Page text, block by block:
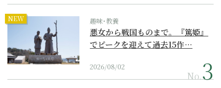
NEW 趣味･教養
悪女から戦国ものまで。『篤姫』
でピークを迎えて過去15作…
2026/08/02
No.